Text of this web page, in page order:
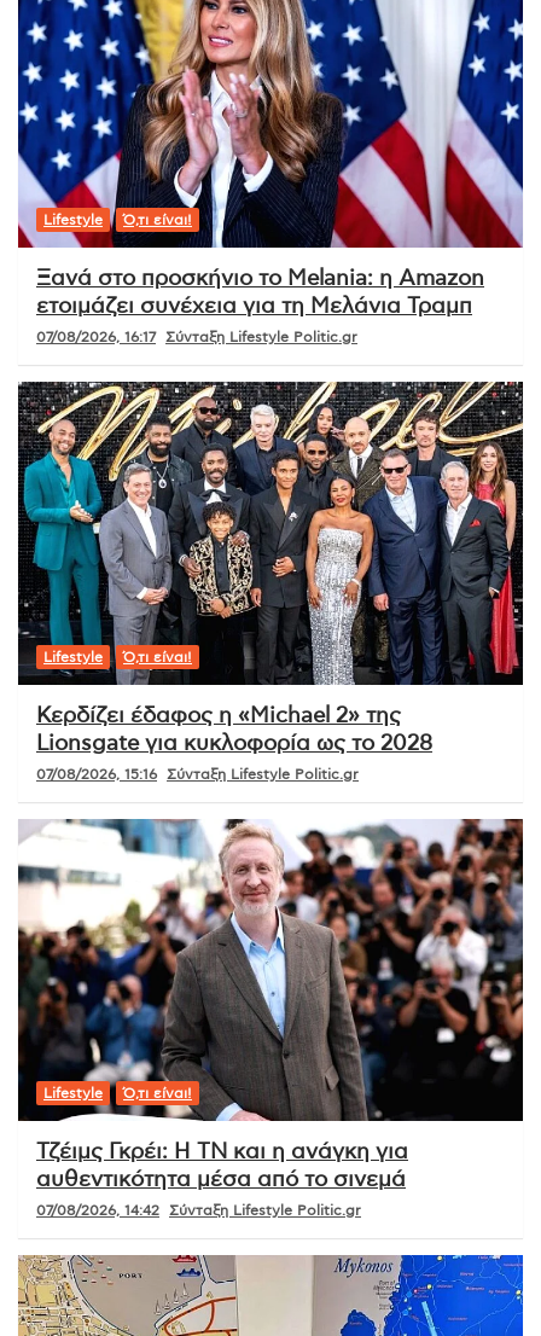
Lifestyle Ό,τι είναι!
Ξανά στο προσκήνιο το Melania: η Amazon
ετοιμάζει συνέχεια για τη Μελάνια Τραμπ
07/08/2026, 16:17 Σύνταξη Lifestyle Politic.gr
Lifestyle Ό,τι είναι!
Κερδίζει έδαφος η «Michael 2» της
Lionsgate για κυκλοφορία ως το 2028
07/08/2026, 15:16 Σύνταξη Lifestyle Politic.gr
Lifestyle Ό,τι είναι!
Τζέιμς Γκρέι: Η ΤΝ και η ανάγκη για
αυθεντικότητα μέσα από το σινεμά
07/08/2026, 14:42 Σύνταξη Lifestyle Politic.gr